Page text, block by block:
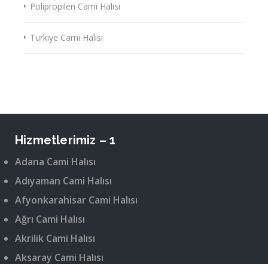
Polipropilen Cami Halısı
Türkiye Cami Halısı
Hizmetlerimiz – 1
Adana Cami Halısı
Adıyaman Cami Halısı
Afyonkarahisar Cami Halısı
Ağrı Cami Halısı
Akrilik Cami Halısı
Aksaray Cami Halısı